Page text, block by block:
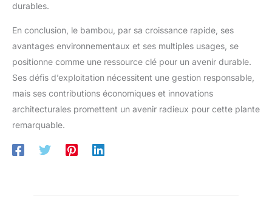
durables.
En conclusion, le bambou, par sa croissance rapide, ses
avantages environnementaux et ses multiples usages, se
positionne comme une ressource clé pour un avenir durable.
Ses défis d’exploitation nécessitent une gestion responsable,
mais ses contributions économiques et innovations
architecturales promettent un avenir radieux pour cette plante
remarquable.